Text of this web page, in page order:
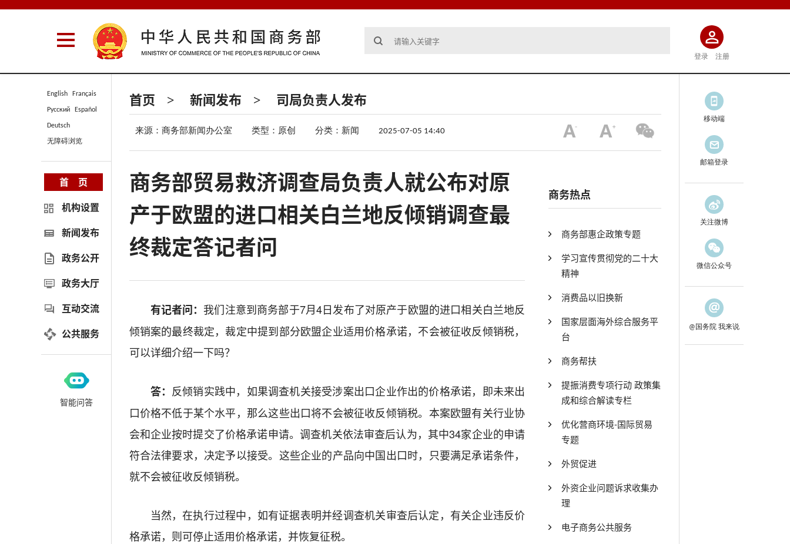
登录 注册
首页 > 新闻发布 > 司局负责人发布
来源：商务部新闻办公室 类型：原创 分类：新闻 2025-07-05 14:40
商务部贸易救济调查局负责人就公布对原
产于欧盟的进口相关白兰地反倾销调查最
终裁定答记者问
有记者问： 我们注意到商务部于7月4日发布了对原产于欧盟的进口相关白兰地反
倾销案的最终裁定，裁定中提到部分欧盟企业适用价格承诺，不会被征收反倾销税，
可以详细介绍一下吗？
答： 反倾销实践中，如果调查机关接受涉案出口企业作出的价格承诺，即未来出
口价格不低于某个水平，那么这些出口将不会被征收反倾销税。本案欧盟有关行业协
会和企业按时提交了价格承诺申请。调查机关依法审查后认为，其中34家企业的申请
符合法律要求，决定予以接受。这些企业的产品向中国出口时，只要满足承诺条件，
就不会被征收反倾销税。
当然，在执行过程中，如有证据表明并经调查机关审查后认定，有关企业违反价
格承诺，则可停止适用价格承诺，并恢复征税。
商务热点
商务部惠企政策专题
学习宣传贯彻党的二十大
精神
消费品以旧换新
国家层面海外综合服务平
台
商务帮扶
提振消费专项行动 政策集
成和综合解读专栏
优化营商环境-国际贸易
专题
外贸促进
外资企业问题诉求收集办
理
电子商务公共服务
English Français
Русский Español
Deutsch
无障碍浏览
首 页
机构设置
新闻发布
政务公开
政务大厅
互动交流
公共服务
智能问答
移动端
邮箱登录
关注微博
微信公众号
@国务院 我来说